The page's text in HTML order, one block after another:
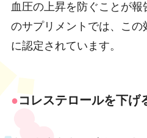
血圧の上昇を防ぐことが
のサプリメントでは、こ
に認定されています。
●コレステロールを下げ